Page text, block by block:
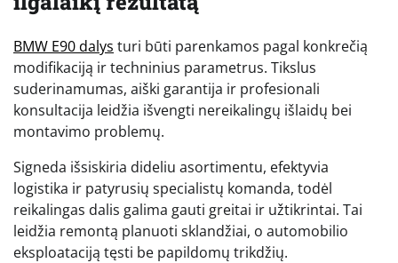
BMW E90 dalys turi būti parenkamos pagal konkrečią
modifikaciją ir techninius parametrus. Tikslus
suderinamumas, aiški garantija ir profesionali
konsultacija leidžia išvengti nereikalingų išlaidų bei
montavimo problemų.
Signeda išsiskiria dideliu asortimentu, efektyvia
logistika ir patyrusių specialistų komanda, todėl
reikalingas dalis galima gauti greitai ir užtikrintai. Tai
leidžia remontą planuoti sklandžiai, o automobilio
eksploataciją tęsti be papildomų trikdžių.